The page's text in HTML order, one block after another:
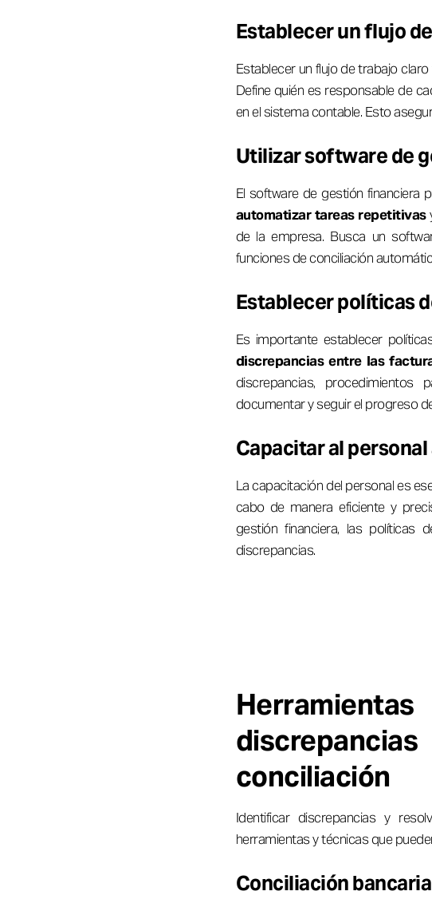
Establecer un flujo
Establecer un flujo de trabajo
Define quién es responsable de
en el sistema contable. Esto
Utilizar software de
El software de gestión financiera
automatizar tareas repetitivas
de la empresa. Busca un
funciones de conciliación
Establecer políticas
Es importante establecer
discrepancias entre las
discrepancias, procedimientos
documentar y seguir el progreso
Capacitar al
La capacitación del personal es
cabo de manera eficiente y
gestión financiera, las políticas
discrepancias.
conciliación
Identificar discrepancias y
herramientas y técnicas que
Conciliación